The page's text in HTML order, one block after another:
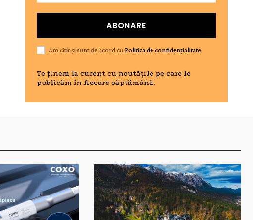
ABONARE
Am citit și sunt de acord cuPolitica de confidențialitate.
Te ținem la curent cu noutățile pe care le
publicăm în fiecare săptămână.